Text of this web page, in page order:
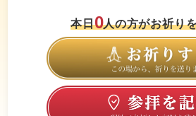
本日0人の方がお祈り